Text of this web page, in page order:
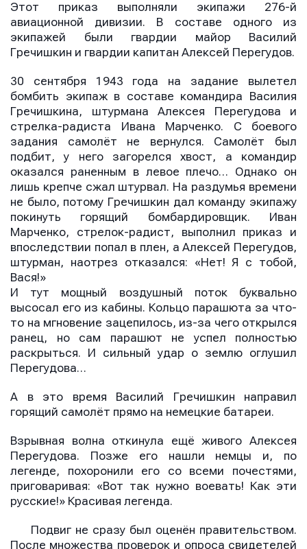
Этот приказ выполняли экипажи 276-й
авиационной дивизии. В составе одного из
экипажей были гвардии майор Василий
Гречишкин и гвардии капитан Алексей Перегудов.
30 сентября 1943 года на задание вылетел
бомбить экипаж в составе командира Василия
Гречишкина, штурмана Алексея Перегудова и
стрелка-радиста Ивана Марченко. С боевого
задания самолёт не вернулся. Самолёт был
подбит, у него загорелся хвост, а командир
оказался раненным в левое плечо… Однако он
лишь крепче сжал штурвал. На раздумья времени
не было, потому Гречишкин дал команду экипажу
покинуть горящий бомбардировщик. Иван
Марченко, стрелок-радист, выполнил приказ и
впоследствии попал в плен, а Алексей Перегудов,
штурман, наотрез отказался: «Нет! Я с тобой,
Вася!»
И тут мощный воздушный поток буквально
высосал его из кабины. Кольцо парашюта за что-
то на мгновение зацепилось, из-за чего открылся
ранец, но сам парашют не успел полностью
раскрыться. И сильный удар о землю оглушил
Перегудова…
А в это время Василий Гречишкин направил
горящий самолёт прямо на немецкие батареи.
Взрывная волна откинула ещё живого Алексея
Перегудова. Позже его нашли немцы и, по
легенде, похоронили его со всеми почестями,
приговаривая: «Вот так нужно воевать! Как эти
русские!» Красивая легенда.
Подвиг не сразу был оценён правительством.
После множества проверок и опроса свидетелей